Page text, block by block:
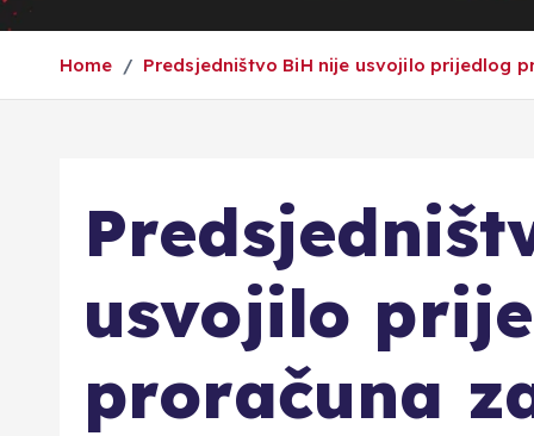
Home Predsjedništvo BiH nije usvojilo prijedlog
usvojilo
proračuna